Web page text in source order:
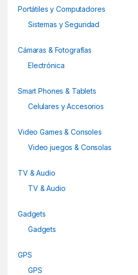
Portátiles y Computadores
Sistemas y Seguridad
Cámaras & Fotografías
Electrónica
Smart Phones & Tablets
Celulares y Accesorios
Video Games & Consoles
Video juegos & Consolas
TV & Audio
TV & Audio
Gadgets
Gadgets
GPS
GPS